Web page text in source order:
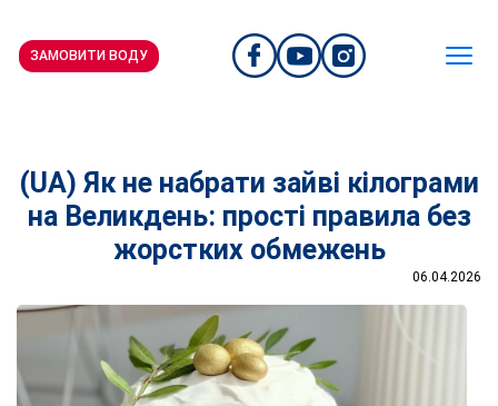
ЗАМОВИТИ ВОДУ
(UA) Як не набрати зайві кілограми
на Великдень: прості правила без
жорстких обмежень
06.04.2026